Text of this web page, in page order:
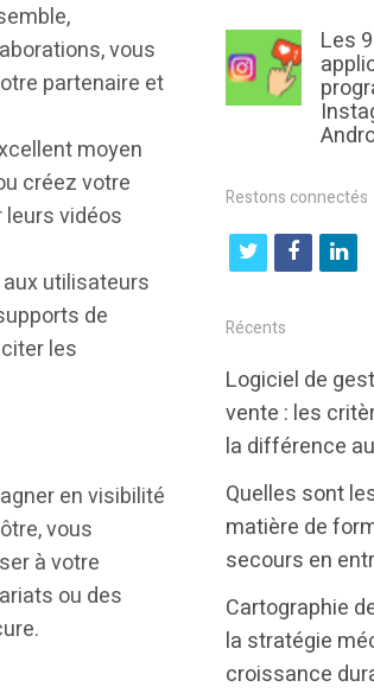
vous
partenaire et
moyen
créez votre
vidéos
utilisateurs
de
les
en visibilité
vous
à votre
ou des
Les
Restons connectés
t
i
t
t
e
f
b
o
k
l
e
d
i
n
Récents
Logiciel de
vente : les
la différence
Quelles sont
matière de
secours en
Cartographie
la stratégie
croissance